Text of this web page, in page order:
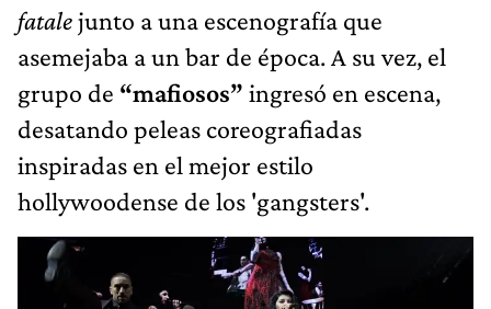
fatalejunto a una escenografía que
asemejaba a un bar de época. A su vez, el
grupo de “mafiosos” ingresó en escena,
desatando peleas coreografiadas
inspiradas en el mejor estilo
hollywoodense de los 'gangsters'.